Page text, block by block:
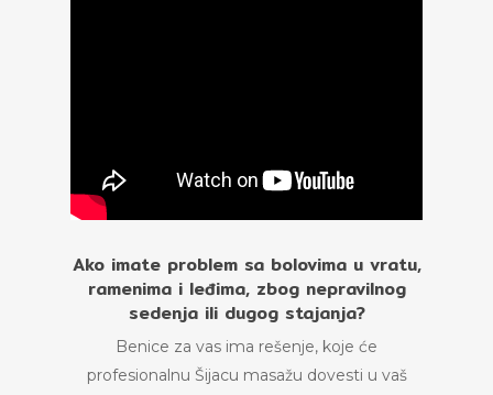
Ako imate problem sa bolovima u vratu,
ramenima i leđima, zbog nepravilnog
sedenja ili dugog stajanja?
Benice za vas ima rešenje, koje će
profesionalnu Šijacu masažu dovesti u vaš